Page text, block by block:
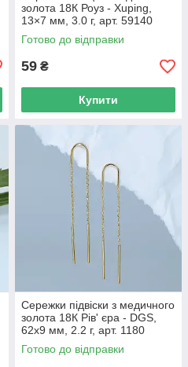
золота 18К Роуз - Xuping,
13×7 мм, 3.0 г, арт. 59140
Готово до відправки
59 ₴
Купити
Сережки підвіски з медичного
золота 18К Рів' єра - DGS,
62х9 мм, 2.2 г, арт. 1180
Готово до відправки